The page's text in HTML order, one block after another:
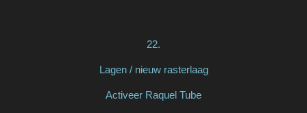
22.
Lagen / nieuw rasterlaag
Activeer Raquel Tube